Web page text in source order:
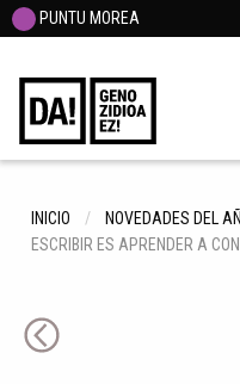
PUNTU MOREA
INICIO
NOVEDADES DEL
ESCRIBIR ES APRENDER A